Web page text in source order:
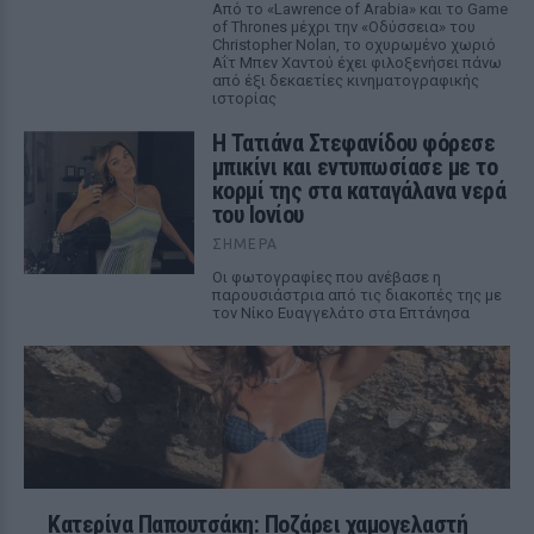
Από το «Lawrence of Arabia» και το Game
of Thrones μέχρι την «Οδύσσεια» του
Christopher Nolan, το οχυρωμένο χωριό
Αΐτ Μπεν Χαντού έχει φιλοξενήσει πάνω
από έξι δεκαετίες κινηματογραφικής
ιστορίας
Η Τατιάνα Στεφανίδου φόρεσε
μπικίνι και εντυπωσίασε με το
κορμί της στα καταγάλανα νερά
του Ιονίου
ΣΉΜΕΡΑ
Οι φωτογραφίες που ανέβασε η
παρουσιάστρια από τις διακοπές της με
τον Νίκο Ευαγγελάτο στα Επτάνησα
Κατερίνα Παπουτσάκη: Ποζάρει χαμογελαστή